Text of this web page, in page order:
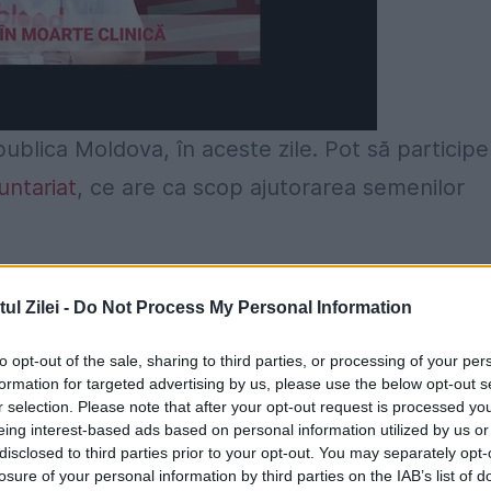
Zilei - Do Not Process My Personal Information
opt-out of the sale, sharing to third parties, or processing of your
for targeted advertising by us, please use the below opt-out
selection. Please note that after your opt-out request is processed
interest-based ads based on personal information utilized by us
to third parties prior to your opt-out. You may separately
of your personal information by third parties on the IAB’s list of
Moldova, în aceste zile. Pot să participe
, ce are ca scop ajutorarea semenilor
instituții de învățământ din țară s-au mobilizat
cadrul Campaniei de donare voluntară a
a Sângelui.
sanitar, în Republica
stat din Comrat. Acolo unde o echipă